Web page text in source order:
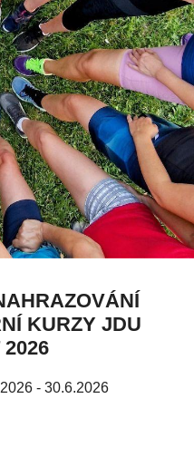
KURZY JDU
2026
- 30.6.2026